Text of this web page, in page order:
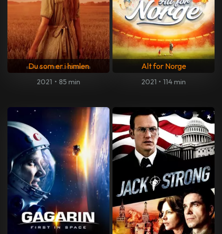
Du som er i himlen
2021 • 85 min
Alt for Norge
2021 • 114 min